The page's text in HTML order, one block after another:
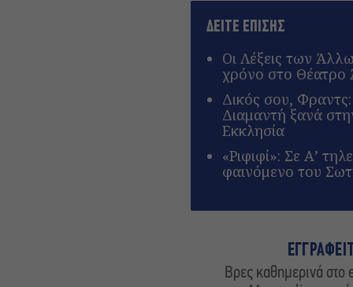
ΔΕΙΤΕ ΕΠΙΣΗΣ
Οι Λέξεις των
χρόνο στο Θέατρο
Δικός σου,
Διαμαντή ξανά
Εκκλησία
«Ριφιφί»: Σε Α’
φαινόμενο του
Βρες καθημερινά στο